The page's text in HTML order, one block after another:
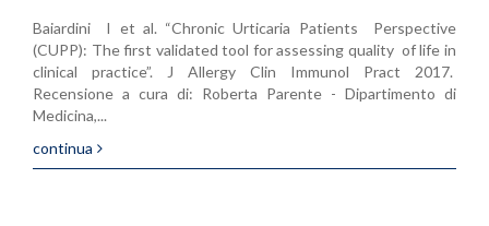
Baiardini I et al. “Chronic Urticaria Patients Perspective
(CUPP): The first validated tool for assessing quality of life in
clinical practice”. J Allergy Clin Immunol Pract 2017.
Recensione a cura di: Roberta Parente - Dipartimento di
Medicina,...
continua